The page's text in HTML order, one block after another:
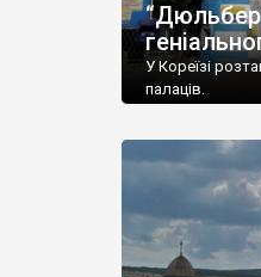
У Кореїзі
палаців.